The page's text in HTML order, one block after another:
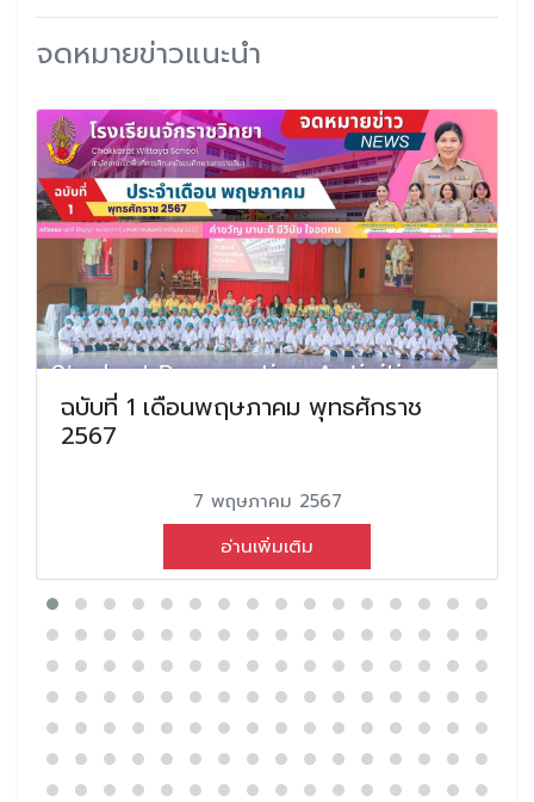
จดหมายข่าวแนะนำ
ฉบับที่ 1 เดือนพฤษภาคม พุทธศักราช
2567
7 พฤษภาคม 2567
อ่านเพิ่มเติม